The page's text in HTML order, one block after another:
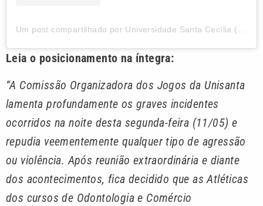
Leia o posicionamento na íntegra:
“A Comissão Organizadora dos Jogos da Unisanta
lamenta profundamente os graves incidentes
ocorridos na noite desta segunda-feira (11/05) e
repudia veementemente qualquer tipo de agressão
ou violência. Após reunião extraordinária e diante
dos acontecimentos, fica decidido que as Atléticas
dos cursos de Odontologia e Comércio